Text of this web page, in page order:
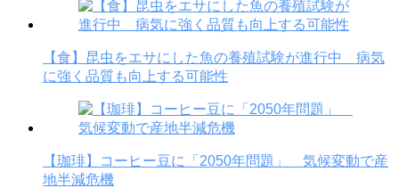
【食】昆虫をエサにした魚の養殖試験が進行中 病気
に強く品質も向上する可能性
【珈琲】コーヒー豆に「2050年問題」 気候変動で産
地半減危機